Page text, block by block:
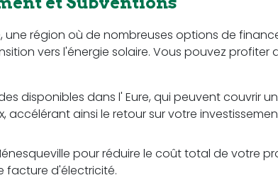
une région où de nombreuses options de
vers l'énergie solaire. Vous pouvez profiter
disponibles dans l' Eure, qui peuvent couvrir
ainsi le retour sur votre
pour réduire le coût total de votre
facture d'électricité.